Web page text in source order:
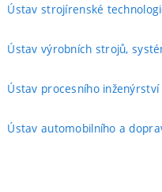
Ústav strojírenské
Ústav výrobních strojů,
Ústav procesního inženýrství
Ústav automobilního a